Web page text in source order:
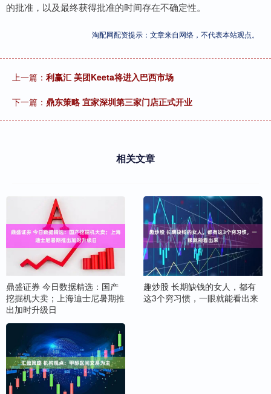
的批准，以及最终获得批准的时间存在不确定性。
淘配网配资提示：文章来自网络，不代表本站观点。
上一篇： 利赢汇 美团Keeta将进入巴西市场
下一篇： 鼎东策略 宜家深圳第三家门店正式开业
相关文章
鼎盛证券 今日数据精选：国产
挖掘机大卖；上海迪士尼暑期推
出加时升级日
趣炒股 长期缺钱的女人，都有
这3个穷习惯，一眼就能看出来